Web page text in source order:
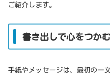
ご紹介します。
書き出しで心をつか
手紙やメッセージは、最初の一